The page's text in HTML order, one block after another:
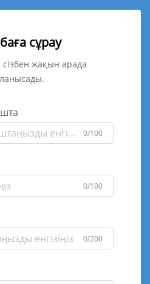
сұрау
сізбен жақын арада
0/100
0/100
0/200